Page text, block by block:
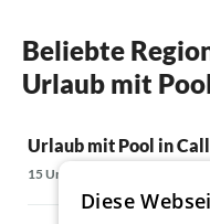
Beliebte
Urlaub mit
Urlaub mit Pool in
15 Unterkünfte
Diese